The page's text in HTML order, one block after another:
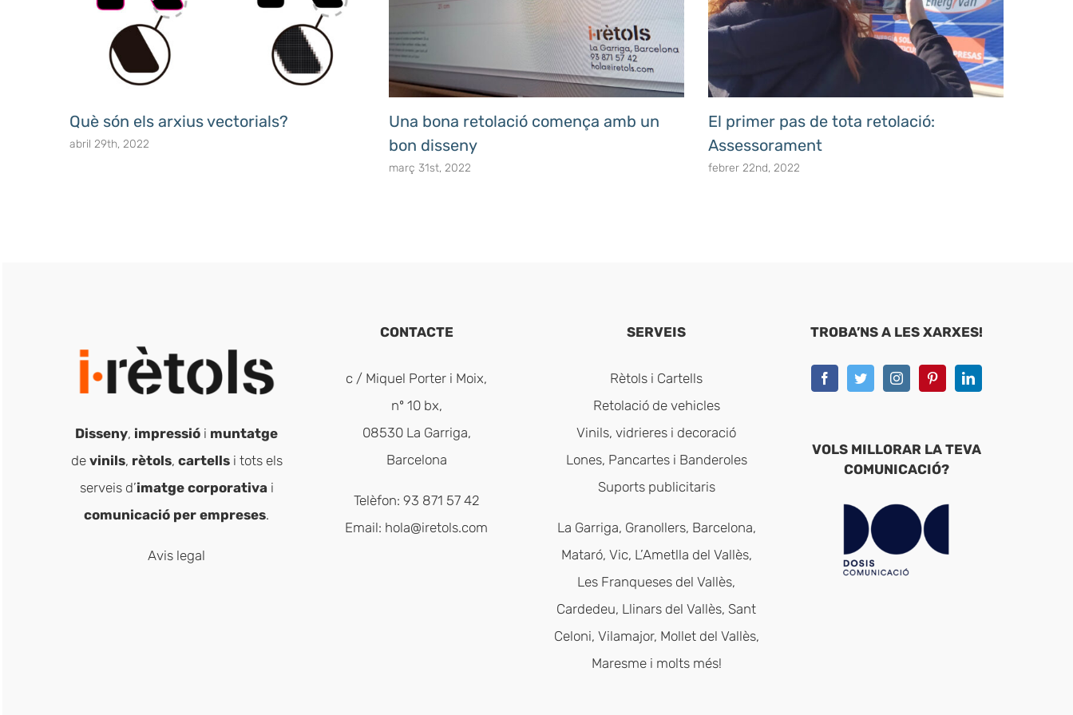
Què són els arxius vectorials?
abril 29th, 2022
Una bona retolació comença amb un
bon disseny
març 31st, 2022
El primer pas de tota retolació:
Assessorament
febrer 22nd, 2022
Disseny, impressió i muntatge
de vinils, rètols, cartellsi tots els
serveis d’imatge corporativa i
comunicació per empreses.
Avis legal
CONTACTE
c / Miquel Porter i Moix,
nº 10 bx,
08530 La Garriga,
Barcelona
Telèfon: 93 871 57 42
Email: hola@iretols.com
SERVEIS
Rètols i Cartells
Retolació de vehicles
Vinils, vidrieres i decoració
Lones, Pancartes i Banderoles
Suports publicitaris
La Garriga, Granollers, Barcelona,
Mataró, Vic, L’Ametlla del Vallès,
Les Franqueses del Vallès,
Cardedeu, Llinars del Vallès, Sant
Celoni, Vilamajor, Mollet del Vallès,
Maresme i molts més!
TROBA’NS A LES XARXES!
VOLS MILLORAR LA TEVA
COMUNICACIÓ?